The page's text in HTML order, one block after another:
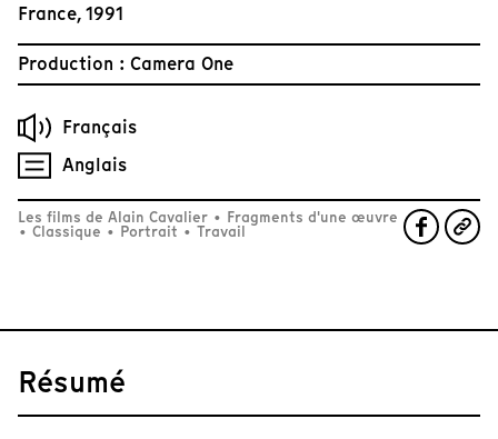
France, 1991
Production : Camera One
Français
Anglais
Les films de Alain Cavalier • Fragments d'une œuvre
• Classique • Portrait • Travail
Résumé